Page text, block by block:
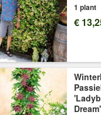
1 plant
€
Dream'